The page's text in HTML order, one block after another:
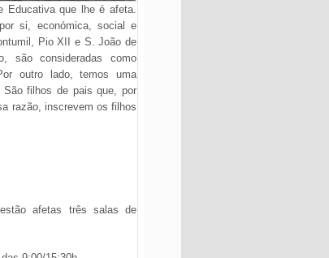
Educativa que lhe é afeta.
si, económica, social e
Pio XII e S. João de
são consideradas como
outro lado, temos uma
filhos de pais que, por
razão, inscrevem os filhos
afetas três salas de